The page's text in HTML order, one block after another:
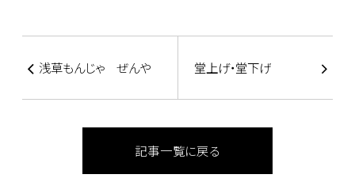
浅草もんじゃ ぜんや 堂上げ・堂下げ
記事一覧に戻る